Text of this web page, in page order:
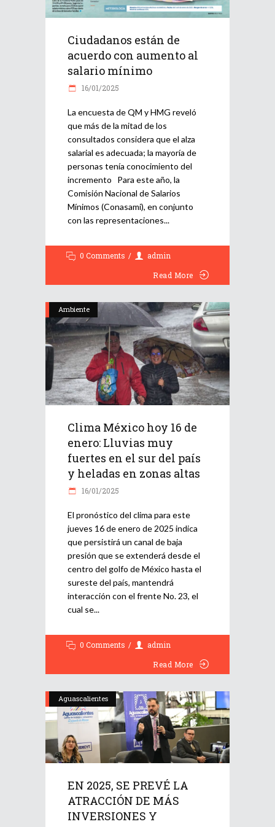
Ciudadanos están de
acuerdo con aumento al
salario mínimo
16/01/2025
La encuesta de QM y HMG reveló
que más de la mitad de los
consultados considera que el alza
salarial es adecuada; la mayoría de
personas tenía conocimiento del
incremento Para este año, la
Comisión Nacional de Salarios
Mínimos (Conasami), en conjunto
con las representaciones
0 Comments
admin
Read More
Ambiente
Clima México hoy 16 de
enero: Lluvias muy
fuertes en el sur del país
y heladas en zonas altas
16/01/2025
El pronóstico del clima para este
jueves 16 de enero de 2025 indica
que persistirá un canal de baja
presión que se extenderá desde el
centro del golfo de México hasta el
sureste del país, mantendrá
interacción con el frente No. 23, el
cual se
0 Comments
admin
Read More
Aguascalientes
EN 2025, SE PREVÉ LA
ATRACCIÓN DE MÁS
INVERSIONES Y